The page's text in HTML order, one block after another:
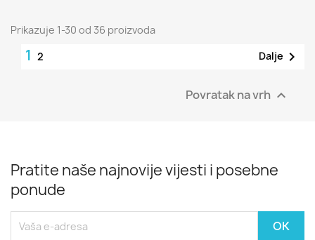
Prikazuje 1-30 od 36 proizvoda
1 2 Dalje 
Povratak na vrh 
Pratite naše najnovije vijesti i posebne
ponude